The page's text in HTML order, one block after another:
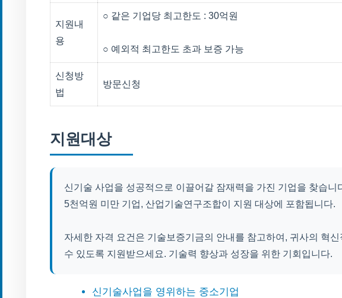
지원내
용
○ 같은 기업당 최고한도 : 30억원
○ 예외적 최고한도 초과 보증 가능
신청방
법
방문신청
지원대상
신기술 사업을 성공적으로 이끌어갈 잠재력을 가진 기업을 찾습니
5천억원 미만 기업, 산업기술연구조합이 지원 대상에 포함됩니다.
자세한 자격 요건은 기술보증기금의 안내를 참고하여, 귀사의 혁
수 있도록 지원받으세요. 기술력 향상과 성장을 위한 기회입니다.
신기술사업을 영위하는 중소기업